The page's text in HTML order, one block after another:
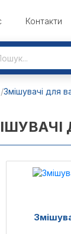
Контакти
Змішувачі для